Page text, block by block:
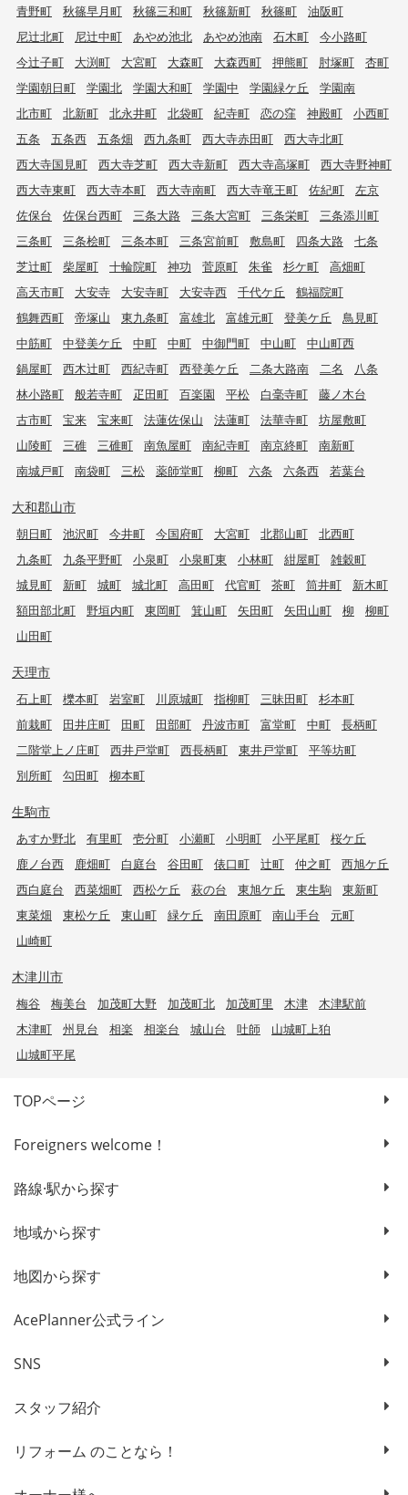
青野町 秋篠早月町 秋篠三和町 秋篠新町 秋篠町
油阪町
尼辻北町
尼辻中町 あやめ池北 あやめ池南 石木町
今小路町
今辻子町
大渕町 大宮町 大森町 大森西町 押熊町 肘塚町
杏町
学園朝日町
学園北 学園大和町 学園中 学園緑ケ丘
学園南
北市町
北新町 北永井町 北袋町 紀寺町 恋の窪 神殿町
小西町
五条
五条西 五条畑 西九条町 西大寺赤田町
西大寺北町
西大寺国見町
西大寺芝町 西大寺新町 西大寺高塚町
西大寺野神町
西大寺東町
西大寺本町 西大寺南町 西大寺竜王町 佐紀町
左京
佐保台
佐保台西町 三条大路 三条大宮町 三条栄町
三条添川町
三条町
三条桧町 三条本町 三条宮前町 敷島町 四条大路
七条
芝辻町
柴屋町 十輪院町 神功 菅原町 朱雀 杉ケ町
高畑町
高天市町
大安寺 大安寺町 大安寺西 千代ケ丘
鶴福院町
鶴舞西町
帝塚山 東九条町 富雄北 富雄元町 登美ケ丘
鳥見町
中筋町
中登美ケ丘 中町 中町 中御門町 中山町
中山町西
鍋屋町
西木辻町 西紀寺町 西登美ケ丘 二条大路南 二名
八条
林小路町
般若寺町 疋田町 百楽園 平松 白毫寺町
藤ノ木台
古市町
宝来 宝来町 法蓮佐保山 法蓮町 法華寺町
坊屋敷町
山陵町
三碓 三碓町 南魚屋町 南紀寺町 南京終町
南新町
南城戸町
南袋町 三松 薬師堂町 柳町 六条 六条西 若葉台
大和郡山市
朝日町 池沢町 今井町 今国府町 大宮町 北郡山町
北西町
九条町
九条平野町 小泉町 小泉町東 小林町 紺屋町
雑穀町
城見町
新町 城町 城北町 高田町 代官町 茶町 筒井町
新木町
額田部北町
野垣内町 東岡町 箕山町 矢田町 矢田山町 柳
柳町
山田町
天理市
石上町 櫟本町 岩室町 川原城町 指柳町 三昧田町
杉本町
前栽町
田井庄町 田町 田部町 丹波市町 富堂町 中町
長柄町
二階堂上ノ庄町
西井戸堂町 西長柄町 東井戸堂町
平等坊町
別所町
勾田町 柳本町
生駒市
あすか野北 有里町 壱分町 小瀬町 小明町 小平尾町
桜ケ丘
鹿ノ台西
鹿畑町 白庭台 谷田町 俵口町 辻町 仲之町
西旭ケ丘
西白庭台
西菜畑町 西松ケ丘 萩の台 東旭ケ丘 東生駒
東新町
東菜畑
東松ケ丘 東山町 緑ケ丘 南田原町 南山手台
元町
山崎町
木津川市
梅谷 梅美台 加茂町大野 加茂町北 加茂町里 木津
木津駅前
木津町
州見台 相楽 相楽台 城山台 吐師
山城町上狛
山城町平尾
TOPページ
Foreigners welcome！
路線·駅から探す
地域から探す
地図から探す
AcePlanner公式ライン
SNS
スタッフ紹介
リフォーム のことなら！